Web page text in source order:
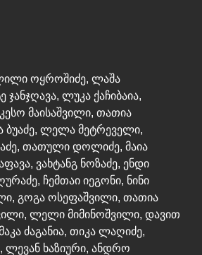
ოყროშიძე, ლაშა
ჯანჯღავა, ლუკა ქაჩიბაია,
კესო მაისაშვილი, თათია
ბუაძე, ლელა მეტრეველი,
, თათული დოლიძე, მაია
, ვახტანგ ნოზაძე, ენდი
, ჩემთაი იეგონი, ნინი
, გოგა ოსეფაშვილი, თათია
, ლელი მიმინოშვილი, დავით
ძაგანია, თიკა ლაღიძე,
, ლევან ხაზიური, ანდრო